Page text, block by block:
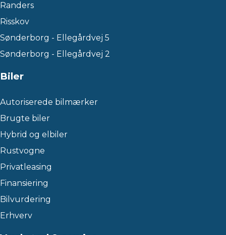
Randers
Risskov
Sønderborg - Ellegårdvej 5
Sønderborg - Ellegårdvej 2
Biler
Autoriserede bilmærker
Brugte biler
Hybrid og elbiler
Rustvogne
Privatleasing
Finansiering
Bilvurdering
Erhverv